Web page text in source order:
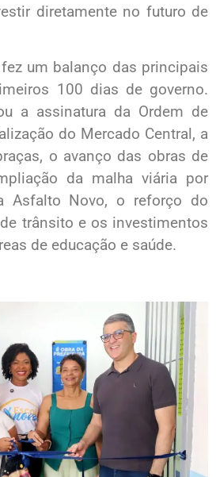
diretamente no futuro de
um balanço das principais
100 dias de governo.
a assinatura da Ordem de
do Mercado Central, a
o avanço das obras de
da malha viária por
Asfalto Novo, o reforço do
trânsito e os investimentos
de educação e saúde.